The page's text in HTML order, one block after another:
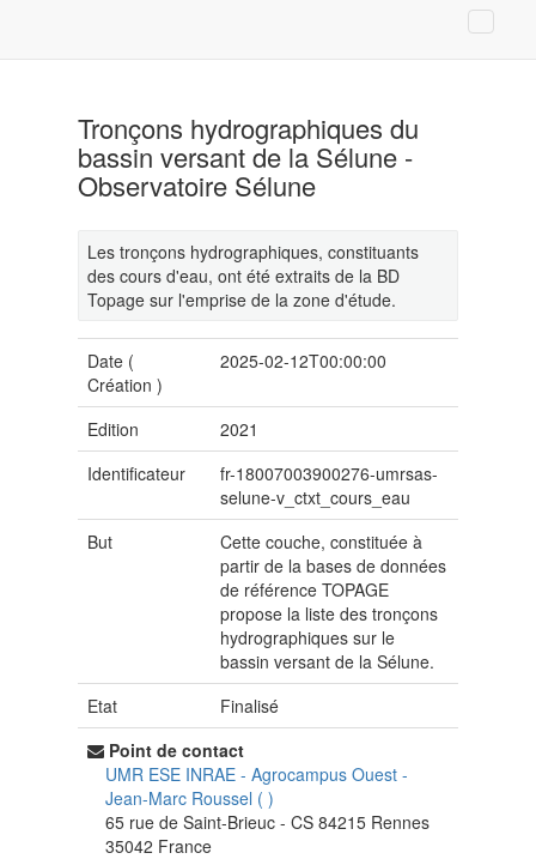
Tronçons hydrographiques du
bassin versant de la Sélune -
Observatoire Sélune
Les tronçons hydrographiques, constituants
des cours d'eau, ont été extraits de la BD
Topage sur l'emprise de la zone d'étude.
Date (
Création )
2025-02-12T00:00:00
Edition
2021
Identificateur
fr-18007003900276-umrsas-
selune-v_ctxt_cours_eau
But
Cette couche, constituée à
partir de la bases de données
de référence TOPAGE
propose la liste des tronçons
hydrographiques sur le
bassin versant de la Sélune.
Etat
Finalisé
Point de contact
UMR ESE INRAE - Agrocampus Ouest -
Jean-Marc Roussel ( )
65 rue de Saint-Brieuc - CS 84215 Rennes
35042 France